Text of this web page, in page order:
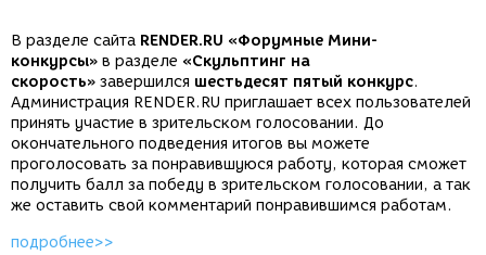
В разделе сайта RENDER.RU «Форумные Мини-
конкурсы» в разделе «Скульптинг на
скорость» завершился шестьдесят пятый конкурс.
Администрация RENDER.RU приглашает всех пользователей
принять участие в зрительском голосовании. До
окончательного подведения итогов вы можете
проголосовать за понравившуюся работу, которая сможет
получить балл за победу в зрительском голосовании, а так
же оставить свой комментарий понравившимся работам.
подробнее>>